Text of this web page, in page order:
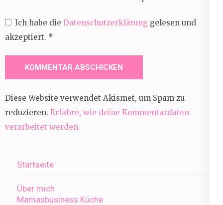
Ich habe die Datenschutzerklärung gelesen und
akzeptiert. *
Diese Website verwendet Akismet, um Spam zu
reduzieren. Erfahre, wie deine Kommentardaten
verarbeitet werden.
Startseite
Über mich
Mamasbusiness Küche